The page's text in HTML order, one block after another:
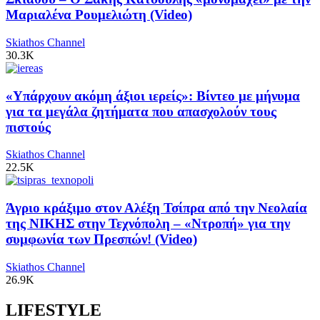
Μαριαλένα Ρουμελιώτη (Video)
Skiathos Channel
30.3K
«Υπάρχουν ακόμη άξιοι ιερείς»: Βίντεο με μήνυμα
για τα μεγάλα ζητήματα που απασχολούν τους
πιστούς
Skiathos Channel
22.5K
Άγριο κράξιμο στον Αλέξη Τσίπρα από την Νεολαία
της ΝΙΚΗΣ στην Τεχνόπολη – «Ντροπή» για την
συμφωνία των Πρεσπών! (Video)
Skiathos Channel
26.9K
LIFESTYLE